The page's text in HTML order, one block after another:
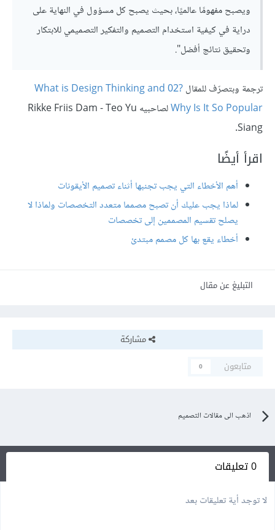
ويصبح مفهومًا عالميًا، بحيث يصبح كل مسؤول في النهاية على
دراية في كيفية استخدام التصميم والتفكير التصميمي للابتكار
وتحقيق نتائج أفضل".
ترجمة وبتصرّف للمقال
?02 What is Design Thinking and
Why Is It So Popular
لصاحبيه Rikke Friis Dam - Teo Yu
Siang.
اقرأ أيضًا
أهم الأخطاء التي يجب تجنبها أثناء تصميم الأيقونات
لماذا يجب عليك أن تصبح مصمما متعدد التخصصات ولماذا لا
يصلح تقسيم المصممين إلى تخصصات
أخطاء يقع بها كل مصمم مبتدئ
التبليغ عن مقال
مشاركة
متابعون
0
اذهب الى مقالات التصميم
0 تعليقات
لا توجد أية تعليقات بعد